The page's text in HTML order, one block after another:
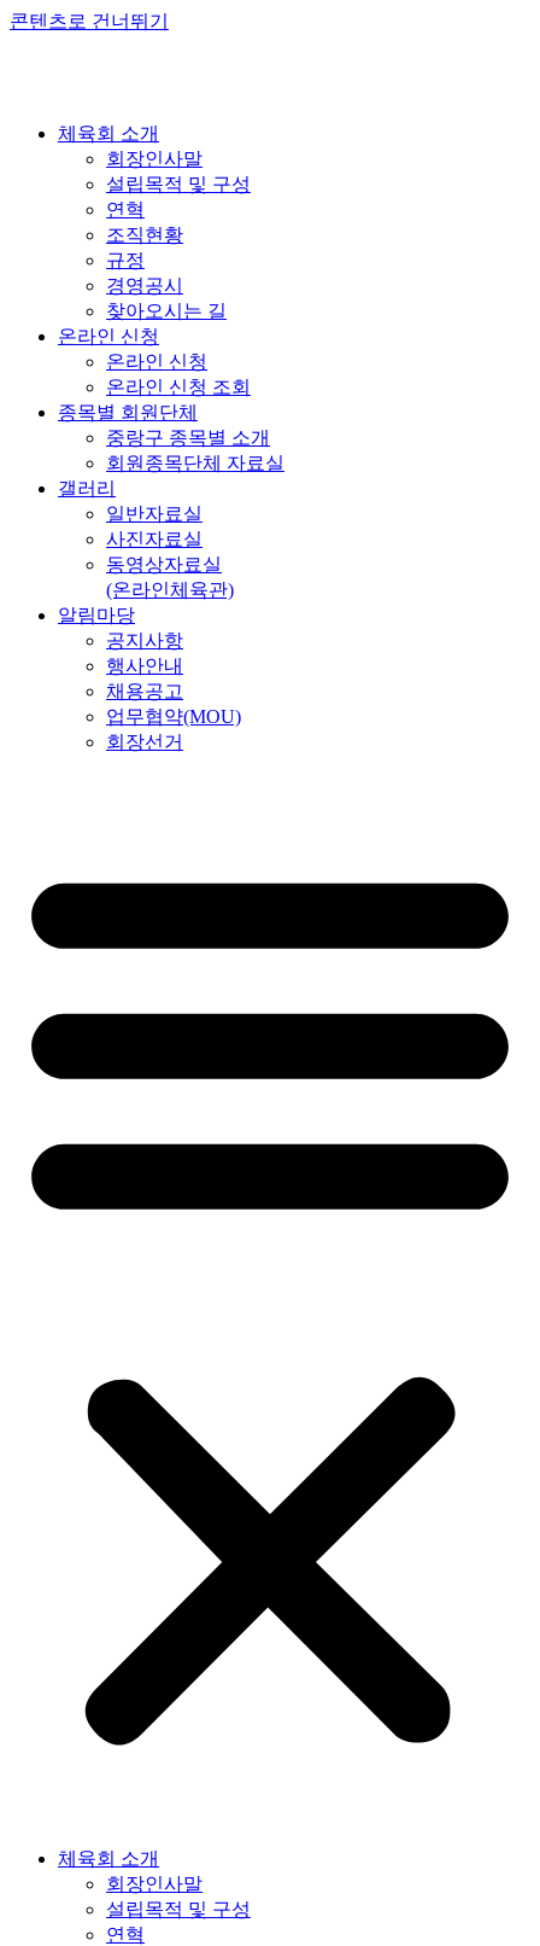
콘텐츠로 건너뛰기
체육회 소개
회장인사말
설립목적 및 구성
연혁
조직현황
규정
경영공시
찾아오시는 길
온라인 신청
온라인 신청
온라인 신청 조회
종목별 회원단체
중랑구 종목별 소개
회원종목단체 자료실
갤러리
일반자료실
사진자료실
동영상자료실
(온라인체육관)
알림마당
공지사항
행사안내
채용공고
업무협약(MOU)
회장선거
체육회 소개
회장인사말
설립목적 및 구성
연혁